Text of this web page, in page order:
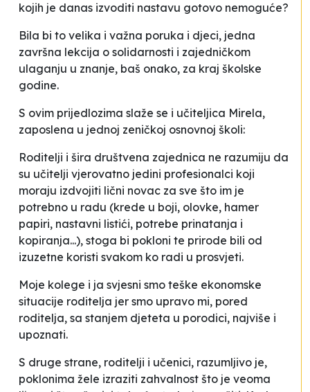
kojih je danas izvoditi nastavu gotovo nemoguće?
Bila bi to velika i važna poruka i djeci, jedna
završna lekcija o solidarnosti i zajedničkom
ulaganju u znanje, baš onako, za kraj školske
godine.
S ovim prijedlozima slaže se i učiteljica Mirela,
zaposlena u jednoj zeničkoj osnovnoj školi:
Roditelji i šira društvena zajednica ne razumiju da
su učitelji vjerovatno jedini profesionalci koji
moraju izdvojiti lični novac za sve što im je
potrebno u radu (krede u boji, olovke, hamer
papiri, nastavni listići, potrebe prinatanja i
kopiranja...), stoga bi pokloni te prirode bili od
izuzetne koristi svakom ko radi u prosvjeti.
Moje kolege i ja svjesni smo teške ekonomske
situacije roditelja jer smo upravo mi, pored
roditelja, sa stanjem djeteta u porodici, najviše i
upoznati.
S druge strane, roditelji i učenici, razumljivo je,
poklonima žele izraziti zahvalnost što je veoma